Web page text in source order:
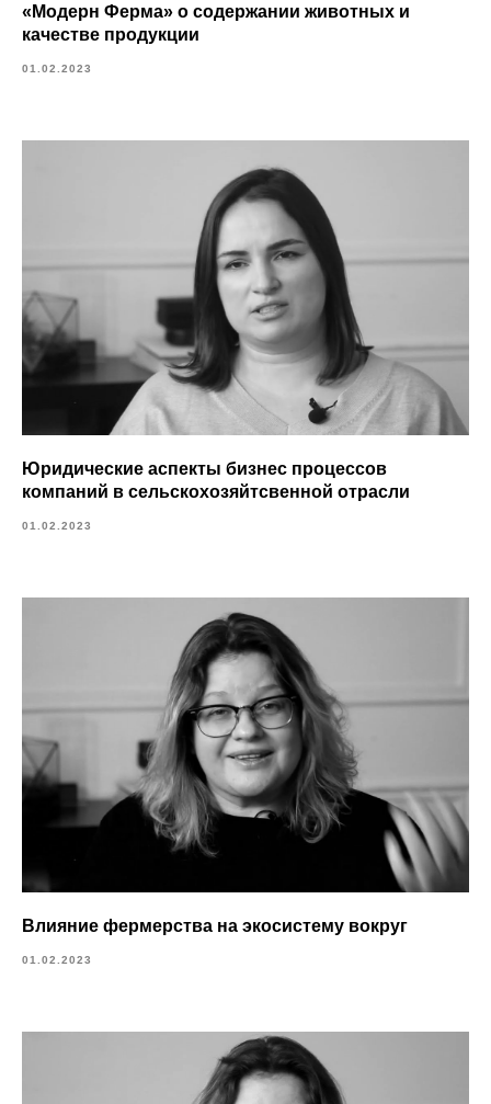
«Модерн Ферма» о содержании животных и
качестве продукции
01.02.2023
Юридические аспекты бизнес процессов
компаний в сельскохозяйтсвенной отрасли
01.02.2023
Влияние фермерства на экосистему вокруг
01.02.2023